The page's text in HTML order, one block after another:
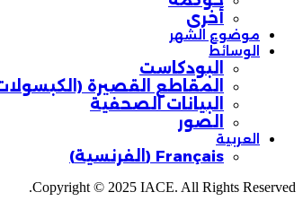
أخرى
موضوع الشهر
الوسائط
البودكاست
المقاطع القصيرة
البيانات الصحفية
الصور
العربية
Français
( الفرنسية)
Copyright © 2025 IACE. All Rights Reserved.